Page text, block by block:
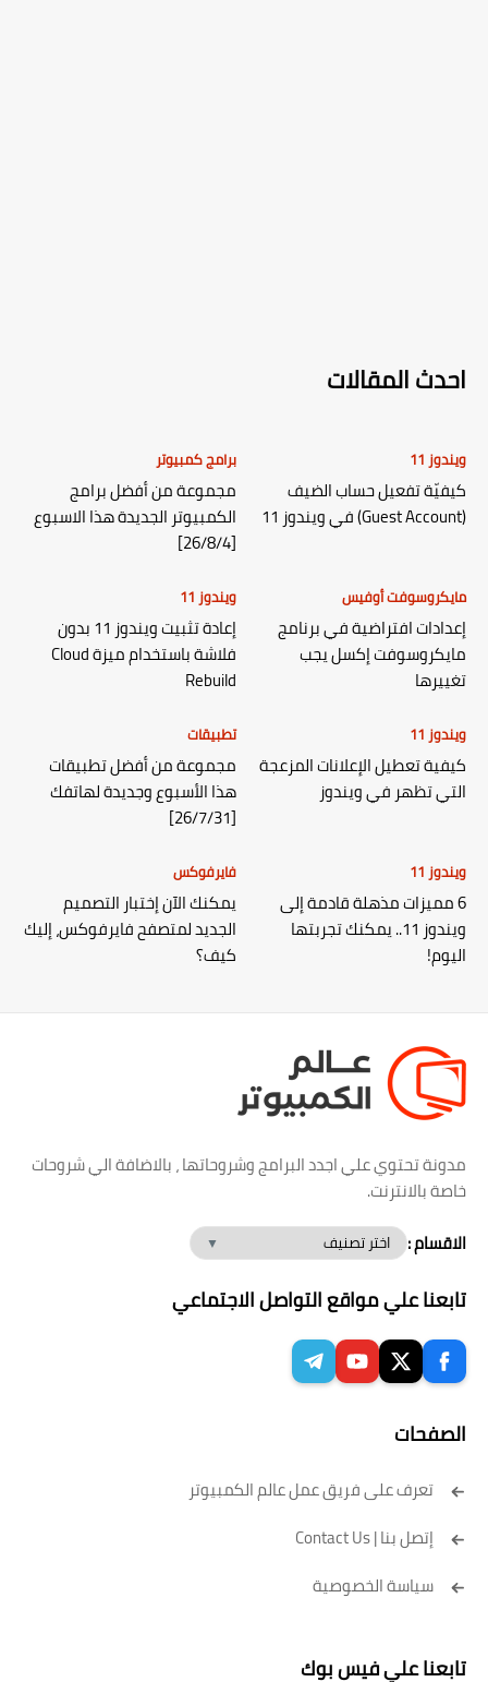
احدث المقالات
ويندوز 11
كيفيّة تفعيل حساب الضيف
(Guest Account) في ويندوز 11
برامج كمبيوتر
مجموعة من أفضل برامج
الكمبيوتر الجديدة هذا الاسبوع
[26/8/4]
مايكروسوفت أوفيس
إعدادات افتراضية في برنامج
مايكروسوفت إكسل يجب
تغييرها
ويندوز 11
إعادة تثبيت ويندوز 11 بدون
فلاشة باستخدام ميزة Cloud
Rebuild
ويندوز 11
كيفية تعطيل الإعلانات المزعجة
التي تظهر في ويندوز
تطبيقات
مجموعة من أفضل تطبيقات
هذا الأسبوع وجديدة لهاتفك
[26/7/31]
ويندوز 11
6 مميزات مذهلة قادمة إلى
ويندوز 11.. يمكنك تجربتها
اليوم!
فايرفوكس
يمكنك الآن إختبار التصميم
الجديد لمتصفح فايرفوكس، إليك
كيف؟
مدونة تحتوي علي اجدد البرامج وشروحاتها ، بالاضافة الي شروحات
خاصة بالانترنت.
الاقسام :
تابعنا علي مواقع التواصل الاجتماعي
الصفحات
تعرف على فريق عمل عالم الكمبيوتر
إتصل بنا | Contact Us
سياسة الخصوصية
تابعنا علي فيس بوك